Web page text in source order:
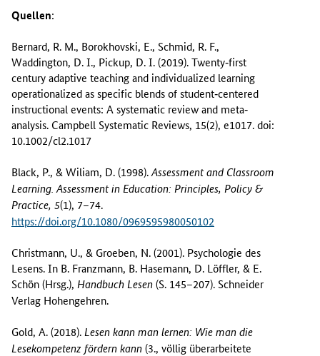
Quellen:
Bernard, R. M., Borokhovski, E., Schmid, R. F.,
Waddington, D. I., Pickup, D. I. (2019). Twenty‐first
century adaptive teaching and individualized learning
operationalized as specific blends of student‐centered
instructional events: A systematic review and meta‐
analysis. Campbell Systematic Reviews, 15(2), e1017. doi:
10.1002/cl2.1017
Black, P., & Wiliam, D. (1998). Assessment and Classroom
Learning. Assessment in Education: Principles, Policy &
Practice, 5(1), 7–74.
https://doi.org/10.1080/0969595980050102
Christmann, U., & Groeben, N. (2001). Psychologie des
Lesens. In B. Franzmann, B. Hasemann, D. Löffler, & E.
Schön (Hrsg.), Handbuch Lesen (S. 145–207). Schneider
Verlag Hohengehren.
Gold, A. (2018). Lesen kann man lernen: Wie man die
Lesekompetenz fördern kann (3., völlig überarbeitete